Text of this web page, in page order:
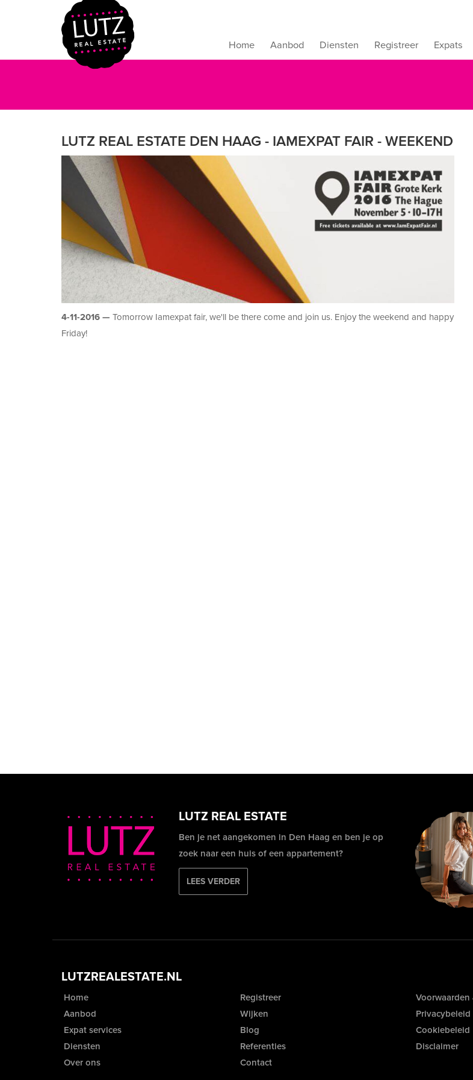
Home Aanbod Diensten Registreer Expats
LUTZ REAL ESTATE DEN HAAG - IAMEXPAT FAIR - WEEKEND
4-11-2016 — Tomorrow Iamexpat fair, we'll be there come and join us. Enjoy the weekend and happy
Friday!
LUTZ REAL ESTATE
Ben je net aangekomen in Den Haag en ben je op
zoek naar een huis of een appartement?
LEES VERDER
LUTZREALESTATE.NL
Home
Aanbod
Expat services
Diensten
Over ons
Registreer
Wijken
Blog
Referenties
Contact
Voorwaarden
Privacybeleid
Cookiebeleid
Disclaimer